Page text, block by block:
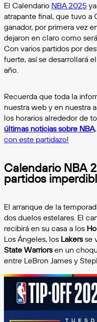
El Calendario NBA 2025
atrapante final, que tuvo a
ganador, por primera vez
dejaron en claro como
Con varios partidos por
fuerte, así se desarrollará
año.
Recuerda que toda la
nuestra web y en nuestra
los horarios alrededor de
últimas noticias sobre NBA.
con este partidazo!
Calendario NBA
partidos
El arranque de la
dos duelos estelares. El
recibirá en su casa a los
Los Ángeles, los Lakersse
State Warriorsen un
entre LeBron James y